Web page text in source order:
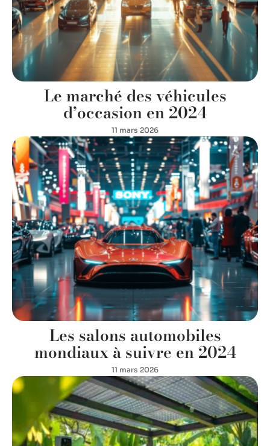
Le marché des véhicules
d’occasion en 2024
11 mars 2026
Les salons automobiles
mondiaux à suivre en 2024
11 mars 2026